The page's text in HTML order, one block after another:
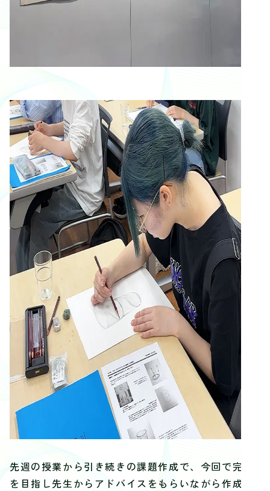
先週の授業から引き続きの課題作成で、今回で完成
を目指し先生からアドバイスをもらいながら作成し